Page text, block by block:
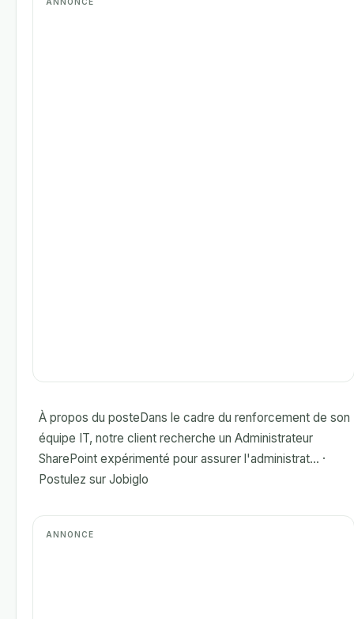
À propos du posteDans le cadre du renforcement de son
équipe IT, notre client recherche un Administrateur
SharePoint expérimenté pour assurer l'administrat... ·
Postulez sur Jobiglo